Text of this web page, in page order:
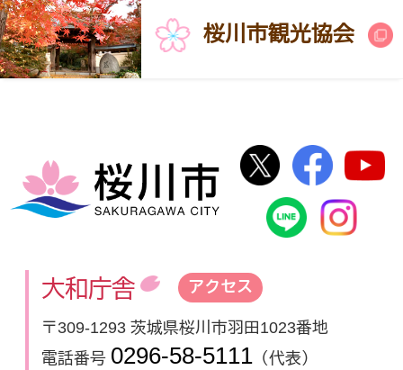
桜川市観光協会
桜川市
桜川市公式
桜川
桜川市公
大和庁舎 アクセス
〒309-1293 茨城県桜川市羽田1023番地
電話番号 0296-58-5111 （代表）